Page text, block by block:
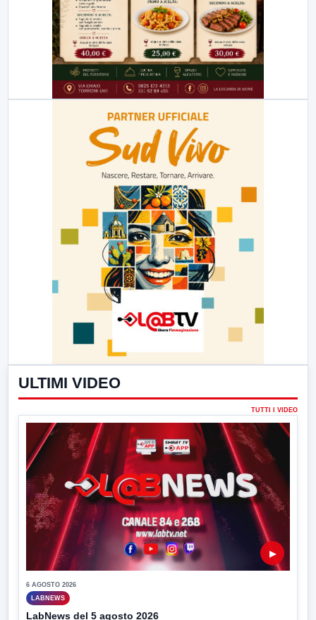
ULTIMI VIDEO
TUTTI I VIDEO
▶
6 AGOSTO 2026
LABNEWS
LabNews del 5 agosto 2026